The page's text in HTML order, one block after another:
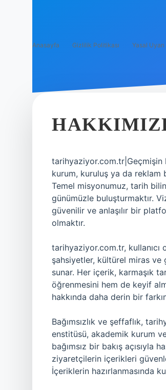
Anasayfa Gizlilik Politikası Yasal Uyarı
kurum, kuruluş ya da reklam
Temel misyonumuz, tarih
günümüzle buluşturmaktır.
güvenilir ve anlaşılır bir
olmaktır.
tarihyaziyor.com.tr, kullanıcı
şahsiyetler, kültürel miras ve
sunar. Her içerik, karmaşık
öğrenmesini hem de keyif
hakkında daha derin bir
Bağımsızlık ve şeffaflık,
enstitüsü, akademik kurum
bağımsız bir bakış açısıyla
ziyaretçilerin içerikleri
İçeriklerin hazırlanmasında